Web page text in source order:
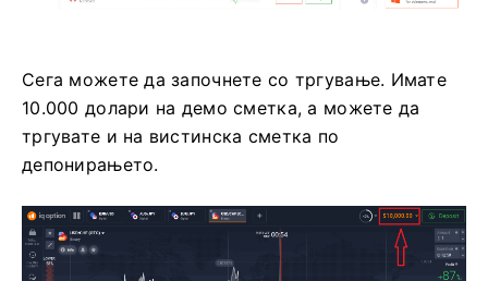
Сега можете да започнете со тргување. Имате
10.000 долари на демо сметка, а можете да
тргувате и на вистинска сметка по
депонирањето.